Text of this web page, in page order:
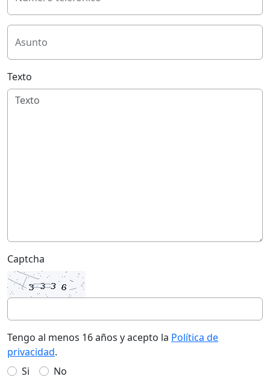
Asunto
Texto
Captcha
Tengo al menos 16 años y acepto la Política de
privacidad.
Si
No